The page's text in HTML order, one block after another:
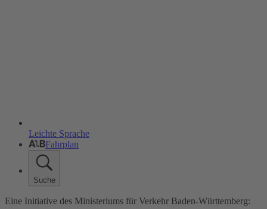
Leichte Sprache
Fahrplan
Suche
Eine Initiative des Ministeriums für Verkehr Baden-Württemberg: